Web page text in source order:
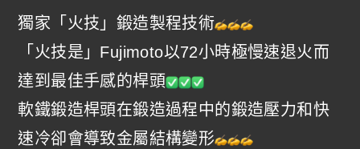
獨家「火技」鍛造製程技術
「火技是」Fujimoto以72小時極慢速退火而
達到最佳手感的桿頭
軟鐵鍛造桿頭在鍛造過程中的鍛造壓力和快
速冷卻會導致金屬結構變形